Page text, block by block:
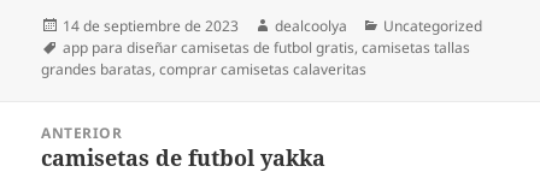
Publicado
el
14 de septiembre de 2023 Autor
dealcoolya Categorías
Uncategorized
Etiquetas
app para diseñar camisetas de futbol gratis,camisetas tallas
grandes baratas,comprar camisetas calaveritas
ANTERIOR
Entrada
camisetas de futbol yakka